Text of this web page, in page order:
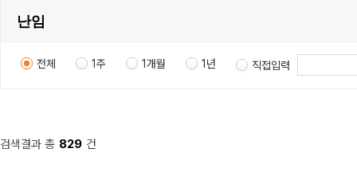
전체 1주 1개월 1년 직접입력
검색결과 총 829 건